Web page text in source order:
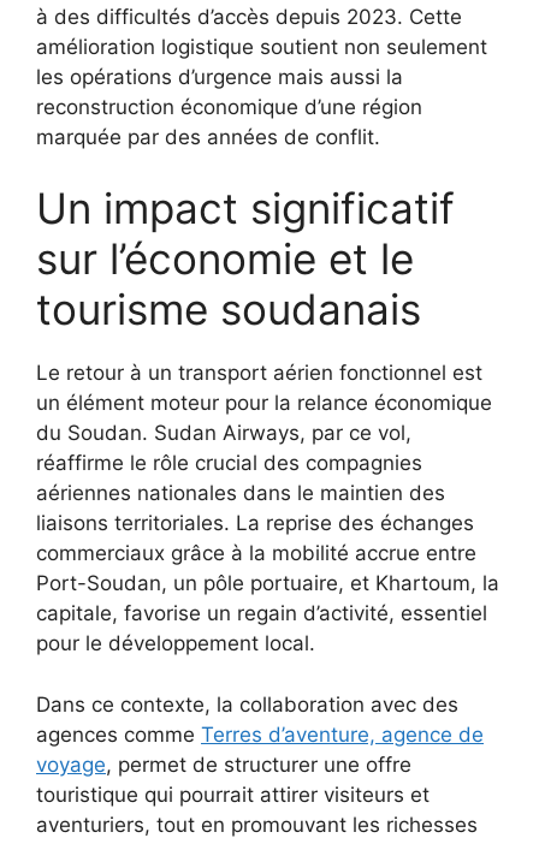
à des difficultés d’accès depuis 2023. Cette
amélioration logistique soutient non seulement
les opérations d’urgence mais aussi la
reconstruction économique d’une région
marquée par des années de conflit.
Un impact significatif
sur l’économie et le
tourisme soudanais
Le retour à un transport aérien fonctionnel est
un élément moteur pour la relance économique
du Soudan. Sudan Airways, par ce vol,
réaffirme le rôle crucial des compagnies
aériennes nationales dans le maintien des
liaisons territoriales. La reprise des échanges
commerciaux grâce à la mobilité accrue entre
Port-Soudan, un pôle portuaire, et Khartoum, la
capitale, favorise un regain d’activité, essentiel
pour le développement local.
Dans ce contexte, la collaboration avec des
agences comme Terres d’aventure, agence de
voyage, permet de structurer une offre
touristique qui pourrait attirer visiteurs et
aventuriers, tout en promouvant les richesses